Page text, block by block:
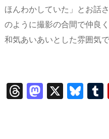
ほんわかしていた」とお話
のように撮影の合間で仲良
和気あいあいとした雰囲気で
T M X Bl